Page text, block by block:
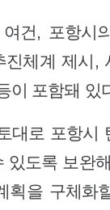
건, 포항시
체계 제시,
이 포함돼 있
대로 포항시
있도록 보완
획을 구체화